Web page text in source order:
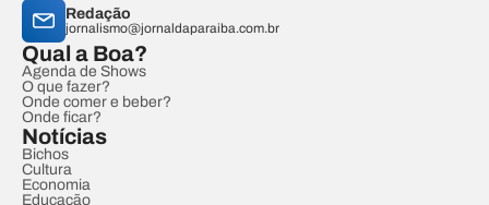
Redação
jornalismo@jornaldaparaiba.com.br
Qual a Boa?
Agenda de Shows
O que fazer?
Onde comer e beber?
Onde ficar?
Notícias
Bichos
Cultura
Economia
Educação